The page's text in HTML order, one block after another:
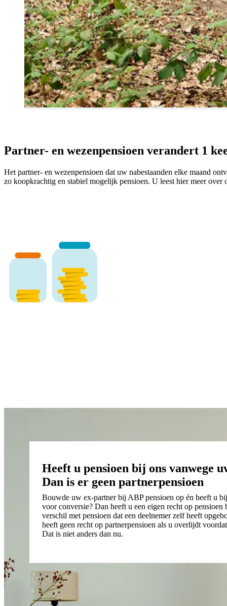
Partner- en wezenpensioen verandert 1
Het partner- en wezenpensioen dat uw nabestaanden elke maand
zo koopkrachtig en stabiel mogelijk pensioen. U leest hier meer over
Heeft u pensioen bij ons vanwege
Dan is er geen partnerpensioen
Bouwde uw ex-partner bij ABP pensioen op én heeft u
voor conversie? Dan heeft u een eigen recht op pensioen
verschil met pensioen dat een deelnemer zelf heeft
heeft geen recht op partnerpensioen als u overlijdt
Dat is niet anders dan nu.